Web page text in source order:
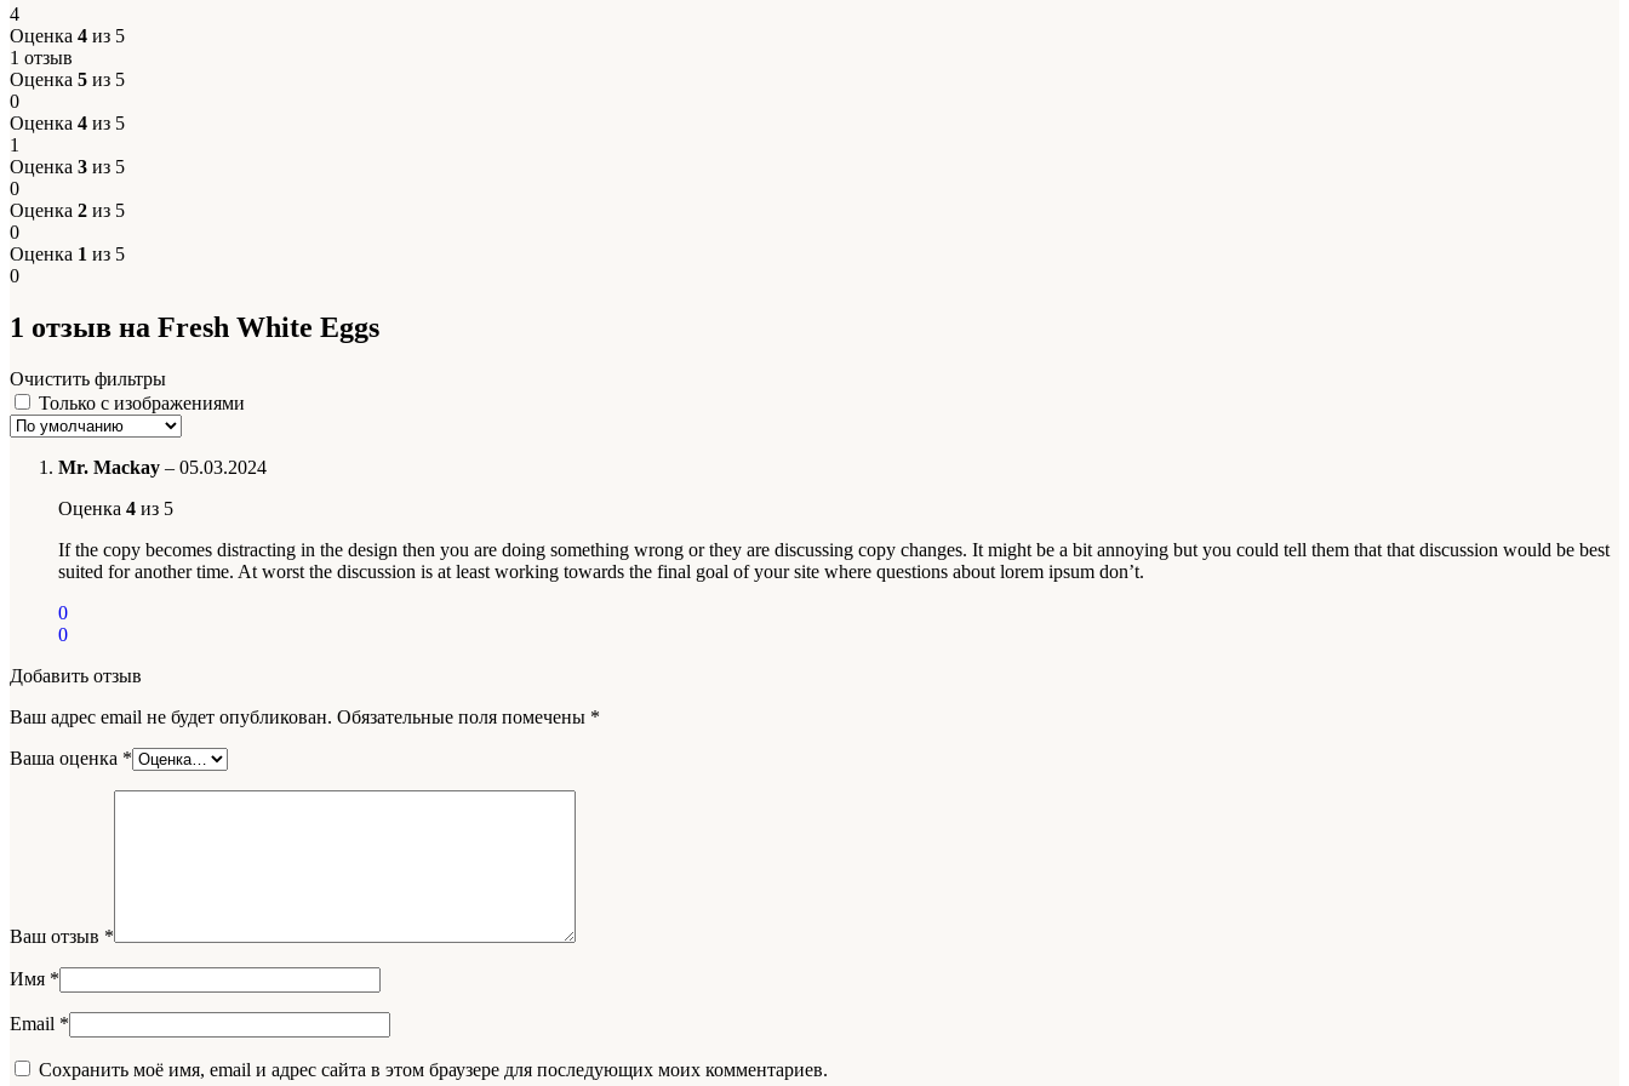
4
Оценка 4 из 5
1 отзыв
Оценка 5 из 5
0
Оценка 4 из 5
1
Оценка 3 из 5
0
Оценка 2 из 5
0
Оценка 1 из 5
0
1 отзыв на Fresh White Eggs
Очистить фильтры
Только с изображениями
Mr. Mackay – 05.03.2024
Оценка 4 из 5
If the copy becomes distracting in the design then you are doing something wrong or they are discussing copy changes. It might be a bit annoying but you could tell them that that discussion would be best
suited for another time. At worst the discussion is at least working towards the final goal of your site where questions about lorem ipsum don’t.
0
0
Добавить отзыв
Ваш адрес email не будет опубликован. Обязательные поля помечены *
Ваша оценка *
Ваш отзыв *
Имя *
Email *
Сохранить моё имя, email и адрес сайта в этом браузере для последующих моих комментариев.